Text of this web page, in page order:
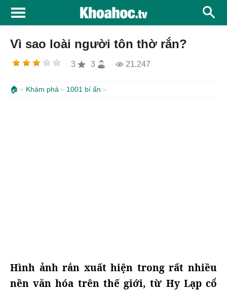
Vì sao loài người tôn thờ rắn?
3 3 21.247
🏠 Khám phá 1001 bí ẩn
Hình ảnh rắn xuất hiện trong rất nhiều
nền văn hóa trên thế giới, từ Hy Lạp cổ